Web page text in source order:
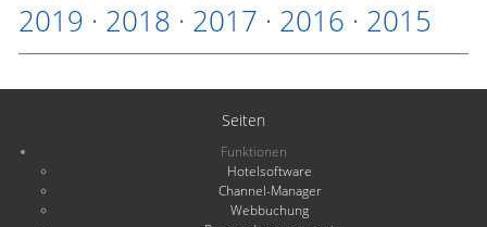
2019 · 2018 · 2017 · 2016 · 2015
Seiten
Funktionen
Hotelsoftware
Channel-Manager
Webbuchung